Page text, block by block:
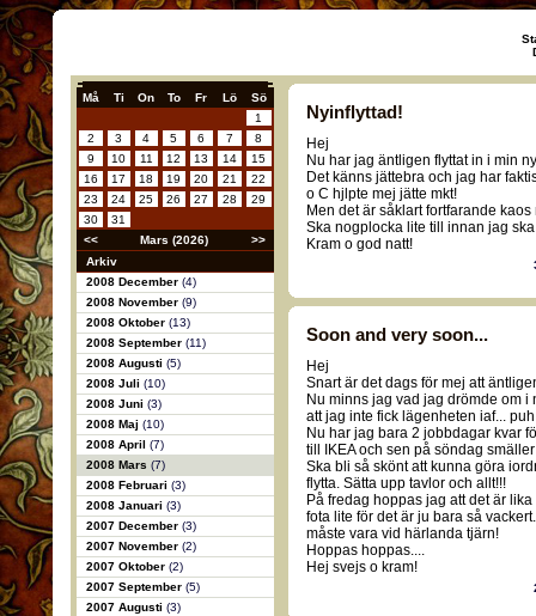
Må Ti On To Fr Lö
Sö
1
2
3 4 5 6 7
8
9
10 11 12 13 14
15
16
17 18 19 20 21
22
23
24 25 26 27 28
29
30
31
<<
Mars (2026)
>>
Arkiv
2008 December (4)
2008 November (9)
2008 Oktober (13)
2008 September (11)
2008 Augusti (5)
2008 Juli (10)
2008 Juni (3)
2008 Maj (10)
2008 April (7)
2008 Mars (7)
2008 Februari (3)
2008 Januari (3)
2007 December (3)
2007 November (2)
2007 Oktober (2)
2007 September (5)
2007 Augusti (3)
Nyinflyttad!
Hej
Nu har jag äntligen flyttat in i min
Det känns jättebra och jag har
o C hjlpte mej jätte mkt!
Men det är såklart fortfarande
Ska nogplocka lite till innan jag
Kram o god natt!
Soon and very soon...
Hej
Snart är det dags för mej att
Nu minns jag vad jag drömde om i
att jag inte fick lägenheten iaf...
Nu har jag bara 2 jobbdagar kvar
till IKEA och sen på söndag
Ska bli så skönt att kunna göra
flytta. Sätta upp tavlor och allt!!!
På fredag hoppas jag att det är
fota lite för det är ju bara så
måste vara vid härlanda tjärn!
Hoppas hoppas....
Hej svejs o kram!